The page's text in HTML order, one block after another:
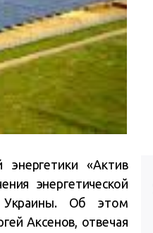
энергетики «Актив
энергетической
Украины. Об этом
Аксенов, отвечая